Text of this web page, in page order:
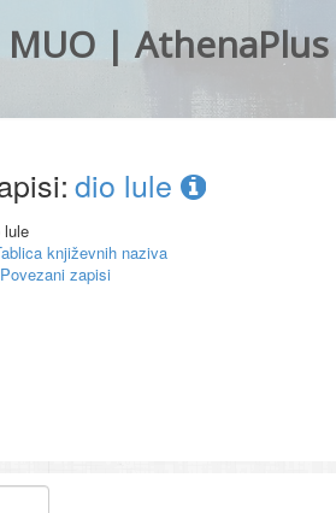
MUO | AthenaPlus
dio lule
lule
književnih naziva
Povezani zapisi